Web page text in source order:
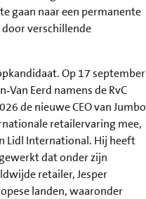
gaan naar een permanente
verschillende
Op 17 september
Eerd namens de RvC
de nieuwe CEO van Jumbo
retailervaring mee,
Lidl International. Hij heeft
dat onder zijn
retailer, Jesper
landen, waaronder